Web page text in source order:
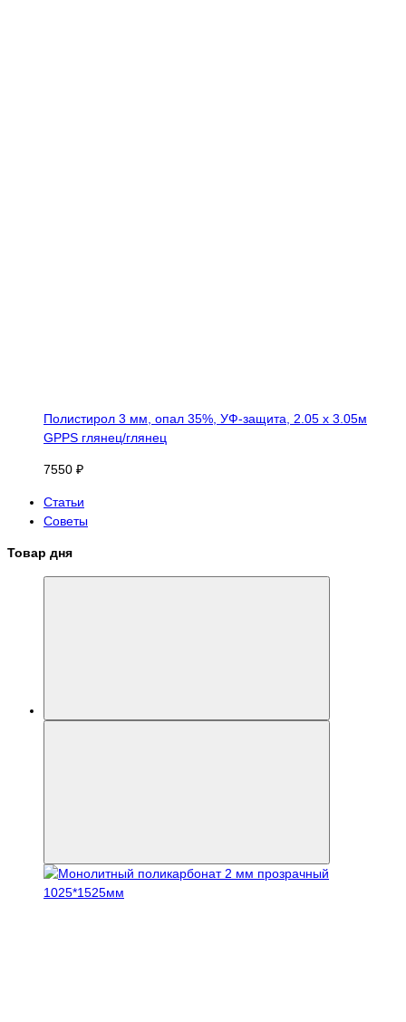
Полистирол 3 мм, опал 35%, УФ-защита, 2.05 х 3.05м
GPPS глянец/глянец
7550 ₽
Статьи
Советы
Товар дня